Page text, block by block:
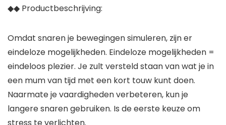
◆◆ Productbeschrijving:
Omdat snaren je bewegingen simuleren, zijn er
eindeloze mogelijkheden. Eindeloze mogelijkheden =
eindeloos plezier. Je zult versteld staan ​​van wat je in
een mum van tijd met een kort touw kunt doen.
Naarmate je vaardigheden verbeteren, kun je
langere snaren gebruiken. Is de eerste keuze om